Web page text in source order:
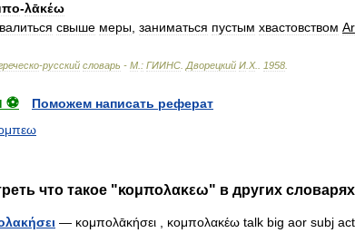
-λᾱκέω
свыше меры заниматься пустым хвастовством
-русский словарь - М : ГИИНС Дворецкий И Х. 1958
⚽
Поможем написать реферат
что такое "κομπολακεω" в других
— κομπολᾱκήσει , κομπολακέω talk big aor subj